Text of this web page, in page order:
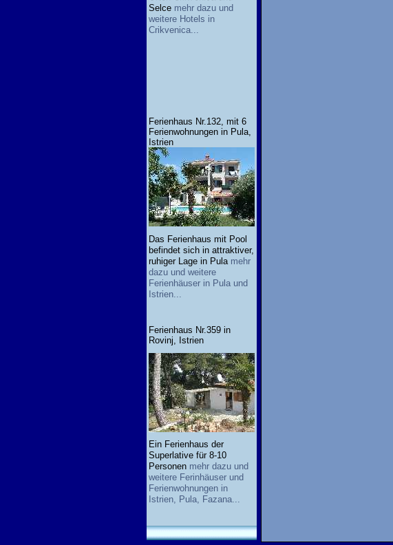
Selce mehr dazu und
weitere Hotels in
Crikvenica...
Ferienhaus Nr.132, mit 6
Ferienwohnungen in Pula,
Istrien
Das Ferienhaus mit Pool
befindet sich in attraktiver,
ruhiger Lage in Pula mehr
dazu und weitere
Ferienhäuser in Pula und
Istrien...
Ferienhaus Nr.359 in
Rovinj, Istrien
Ein Ferienhaus der
Superlative für 8-10
Personen mehr dazu und
weitere Ferinhäuser und
Ferienwohnungen in
Istrien, Pula, Fazana...